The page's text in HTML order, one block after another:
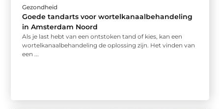
Gezondheid
Goede tandarts voor wortelkanaalbehandeling
in Amsterdam Noord
Als je last hebt van een ontstoken tand of kies, kan een
wortelkanaalbehandeling de oplossing zijn. Het vinden van
een ...